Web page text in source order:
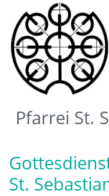
Pfarrei St.
St.